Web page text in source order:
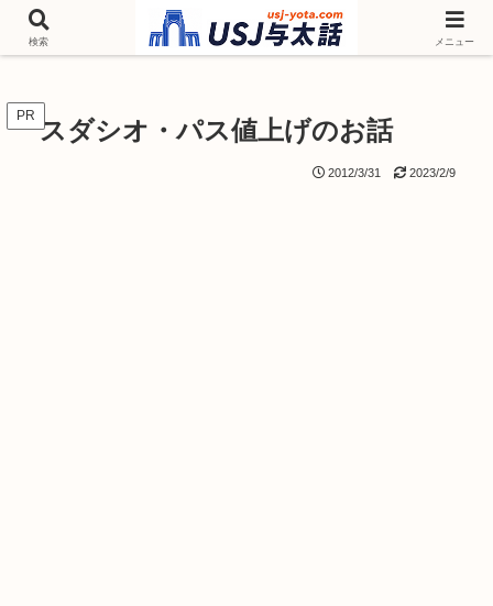
チケットやシーズンイベント ニンテンドーワールド アトラクションなどユニ
バを歩いて情報収集しています
PR スダシオ・パス値上げのお話
2012/3/31 2023/2/9
検索 メニュー